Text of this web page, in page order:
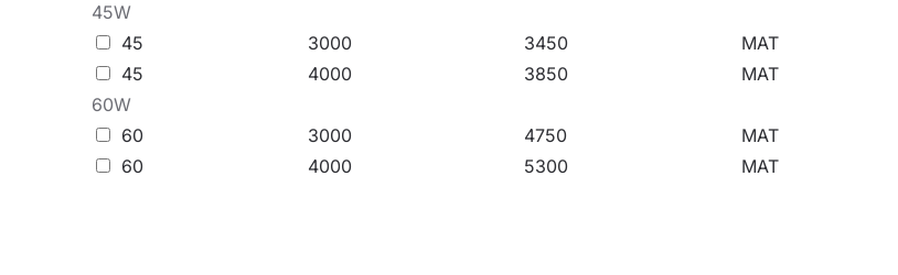
45W
45
3000 3450 MAT
45
4000 3850 MAT
60W
60
3000 4750 MAT
60
4000 5300 MAT